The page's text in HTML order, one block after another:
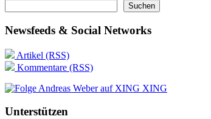
Suchen
Newsfeeds & Social Networks
Artikel (RSS)
Kommentare (RSS)
XING
Unterstützen